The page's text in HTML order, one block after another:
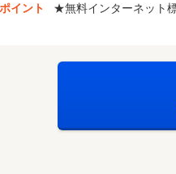
イント
★無料インターネット